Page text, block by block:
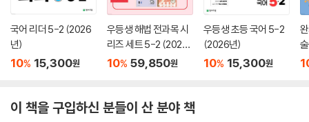
국어 리더 5-2 (2026
년)
10% 15,300원
우등생 해법 전과목 시
리즈 세트 5-2 (2026
년)
10% 59,850원
우등생 초등 국어 5-2
(2026년)
10% 15,300원
이 책을 구입하신 분들이 산 분야 책